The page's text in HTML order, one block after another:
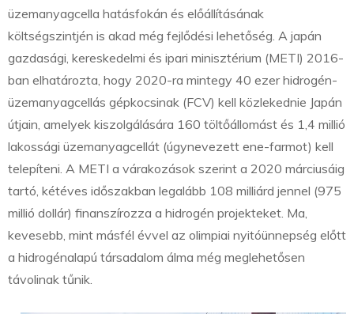
üzemanyagcella hatásfokán és előállításának
költségszintjén is akad még fejlődési lehetőség. A japán
gazdasági, kereskedelmi és ipari minisztérium (METI) 2016-
ban elhatározta, hogy 2020-ra mintegy 40 ezer hidrogén-
üzemanyagcellás gépkocsinak (FCV) kell közlekednie Japán
útjain, amelyek kiszolgálására 160 töltőállomást és 1,4 millió
lakossági üzemanyagcellát (úgynevezett ene-farmot) kell
telepíteni. A METI a várakozások szerint a 2020 márciusáig
tartó, kétéves időszakban legalább 108 milliárd jennel (975
millió dollár) finanszírozza a hidrogén projekteket. Ma,
kevesebb, mint másfél évvel az olimpiai nyitóünnepség előtt
a hidrogénalapú társadalom álma még meglehetősen
távolinak tűnik.